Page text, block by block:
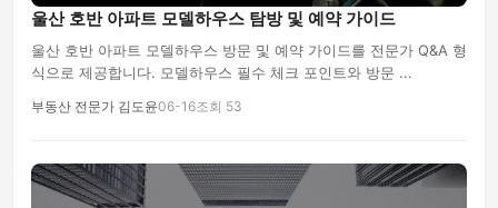
울산 호반 아파트 모델하우스 탐방 및 예약 가이드
울산 호반 아파트 모델하우스 방문 및 예약 가이드를 전문가 Q&A 형
식으로 제공합니다. 모델하우스 필수 체크 포인트와 방문 ...
부동산 전문가 김도윤06-16조회 53